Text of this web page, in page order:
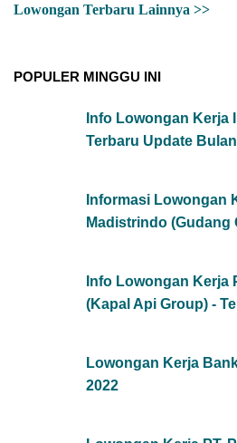
Lowongan Terbaru Lainnya >>
POPULER MINGGU INI
Info Lowongan Kerja
Terbaru Update
Informasi Lowongan
Madistrindo (Gudang
Info Lowongan Kerja
(Kapal Api Group) -
Lowongan Kerja
2022